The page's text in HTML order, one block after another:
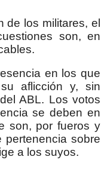
los militares, el
son, en
en los que
aflicción y, sin
ABL. Los votos
se deben en
son, por fueros y
pertenencia sobre
a los suyos.